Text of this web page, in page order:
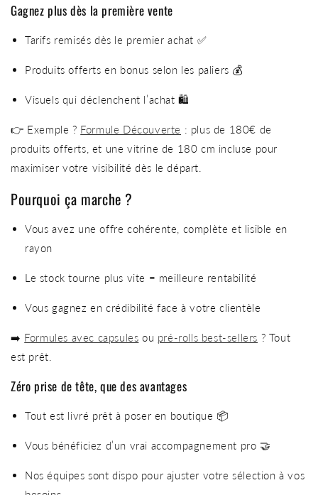
Gagnez plus dès la première vente
Tarifs remisés dès le premier achat ✅
Produits offerts en bonus selon les paliers 💰
Visuels qui déclenchent l’achat 🛍️
👉 Exemple ? Formule Découverte : plus de 180€ de
produits offerts, et une vitrine de 180 cm incluse pour
maximiser votre visibilité dès le départ.
Pourquoi ça marche ?
Vous avez une offre cohérente, complète et lisible en
rayon
Le stock tourne plus vite = meilleure rentabilité
Vous gagnez en crédibilité face à votre clientèle
➡️ Formules avec capsules ou pré-rolls best-sellers ? Tout
est prêt.
Zéro prise de tête, que des avantages
Tout est livré prêt à poser en boutique 📦
Vous bénéficiez d’un vrai accompagnement pro 🤝
Nos équipes sont dispo pour ajuster votre sélection à vos